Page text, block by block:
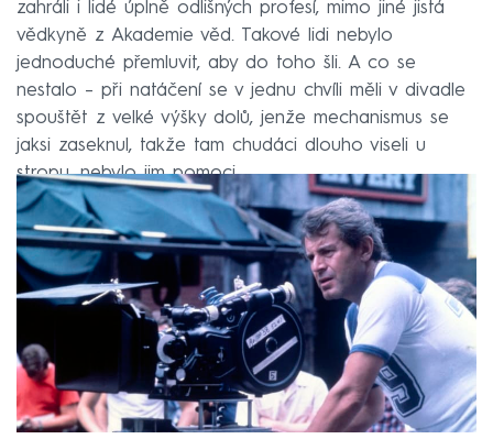
zahráli i lidé úplně odlišných profesí, mimo jiné jistá
vědkyně z Akademie věd. Takové lidi nebylo
jednoduché přemluvit, aby do toho šli. A co se
nestalo – při natáčení se v jednu chvíli měli v divadle
spouštět z velké výšky dolů, jenže mechanismus se
jaksi zaseknul, takže tam chudáci dlouho viseli u
stropu, nebylo jim pomoci.